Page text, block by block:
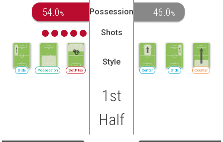
54.0 % Possession 46.0 %
Shots
SetPlay
Possession
Side
Style
Center Side Counter
1st
Half